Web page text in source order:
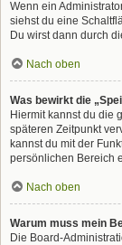
Wenn ein
siehst du eine
Du wirst dann durch
Nach oben
Was bewirkt die
Hiermit kannst du die
späteren Zeitpunkt
kannst du mit der
persönlichen Bereich
Nach oben
Warum muss mein
Die Board-